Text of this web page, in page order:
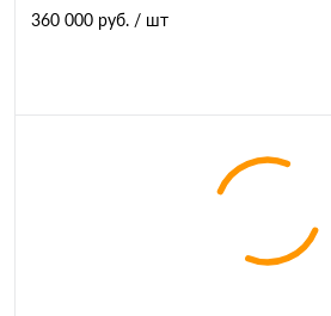
360 000 руб. / шт